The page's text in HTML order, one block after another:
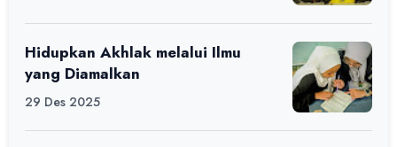
Hidupkan Akhlak melalui Ilmu
yang Diamalkan
29 Des 2025